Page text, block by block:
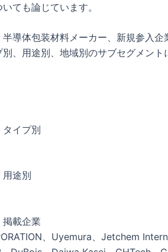
ても論じています。
導体包装材料メーカー、新規参入企
、用途別、地域別のサブセグメント
タイプ別
用途別
掲載企業
、Uyemura、Jetchem